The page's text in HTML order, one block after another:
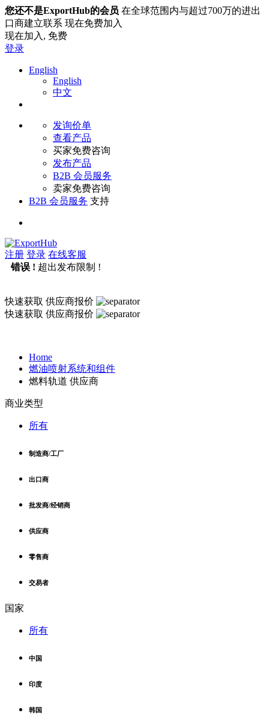
您还不是ExportHub的会员 在全球范围内与超过700万的进出
口商建立联系 现在免费加入
现在加入, 免费
登录
English
English
中文
发询价单
查看产品
买家免费咨询
发布产品
B2B 会员服务
卖家免费咨询
B2B 会员服务 支持
注册 登录 在线客服
错误 ! 超出发布限制 !
快速获取 供应商报价
快速获取 供应商报价
Home
燃油喷射系统和组件
燃料轨道 供应商
商业类型
所有
制造商/工厂
出口商
批发商/经销商
供应商
零售商
交易者
国家
所有
中国
印度
韩国